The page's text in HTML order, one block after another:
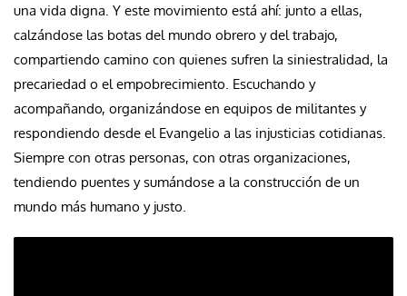
una vida digna. Y este movimiento está ahí: junto a ellas,
calzándose las botas del mundo obrero y del trabajo,
compartiendo camino con quienes sufren la siniestralidad, la
precariedad o el empobrecimiento. Escuchando y
acompañando, organizándose en equipos de militantes y
respondiendo desde el Evangelio a las injusticias cotidianas.
Siempre con otras personas, con otras organizaciones,
tendiendo puentes y sumándose a la construcción de un
mundo más humano y justo.